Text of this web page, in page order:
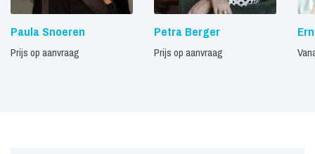
Paula Snoeren
Prijs op aanvraag
Petra Berger
Prijs op aanvraag